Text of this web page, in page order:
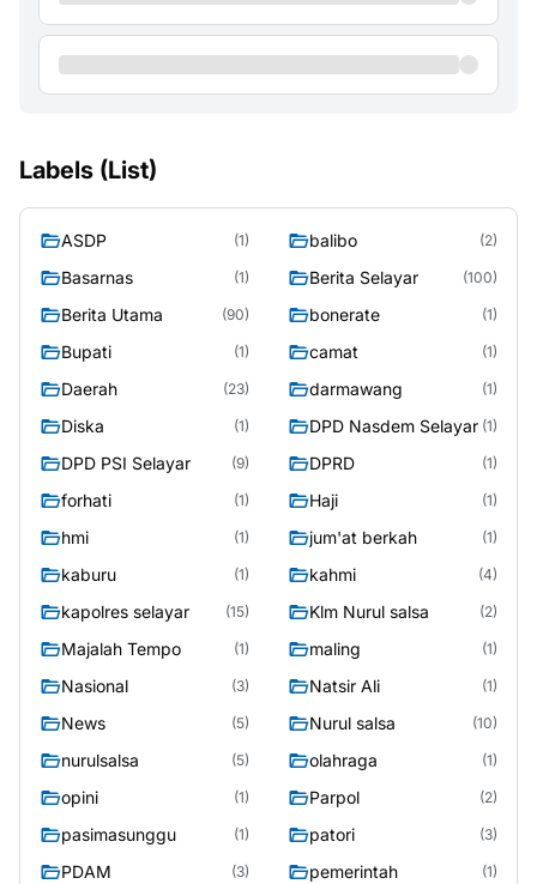
Labels (List)
ASDP (1) balibo (2)
Basarnas (1) Berita Selayar (100)
Berita Utama (90) bonerate (1)
Bupati (1) camat (1)
Daerah (23) darmawang (1)
Diska (1) DPD Nasdem Selayar (1)
DPD PSI Selayar (9) DPRD (1)
forhati (1) Haji (1)
hmi (1) jum'at berkah (1)
kaburu (1) kahmi (4)
kapolres selayar (15) Klm Nurul salsa (2)
Majalah Tempo (1) maling (1)
Nasional (3) Natsir Ali (1)
News (5) Nurul salsa (10)
nurulsalsa (5) olahraga (1)
opini (1) Parpol (2)
pasimasunggu (1) patori (3)
PDAM (3) pemerintah (1)